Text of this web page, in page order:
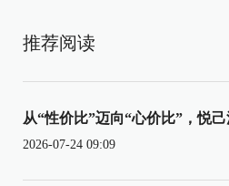
推荐阅读
从“性价比”迈向“心价比”，悦
2026-07-24 09:09